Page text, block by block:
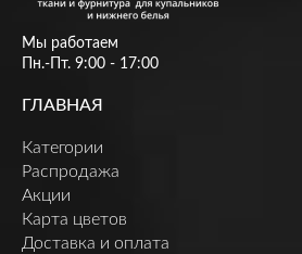
Мы работаем
Пн.-Пт. 9:00 - 17:00
ГЛАВНАЯ
Категории
Распродажа
Акции
Карта цветов
Доставка и оплата